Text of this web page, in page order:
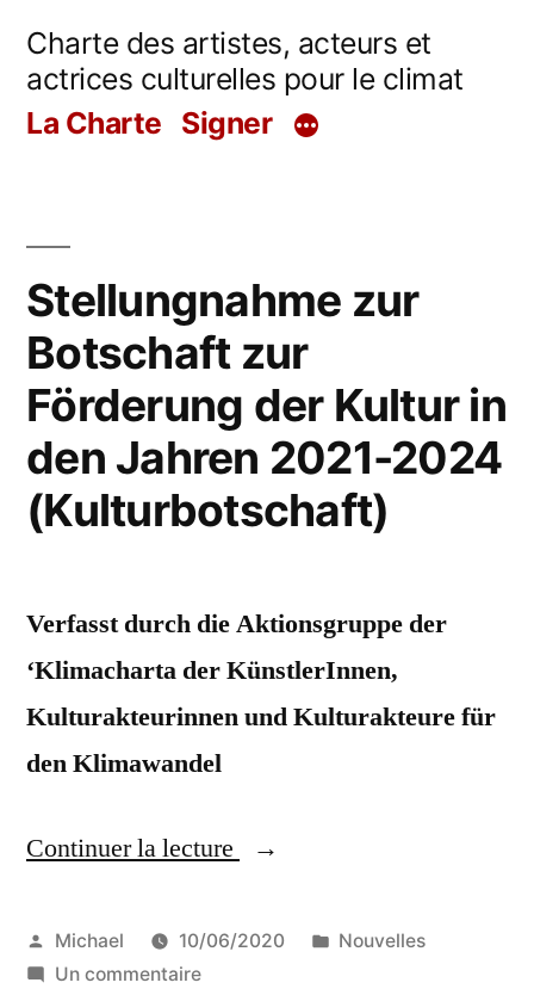
contenu
Charte des artistes, acteurs et
actrices culturelles pour le climat
La Charte Signer
Stellungnahme zur
Botschaft zur
Förderung der Kultur in
den Jahren 2021-2024
(Kulturbotschaft)
Verfasst durch die Aktionsgruppe der
‘Klimacharta der KünstlerInnen,
Kulturakteurinnen und Kulturakteure für
den Klimawandel
Continuer la lecture
« Stellungnahme
Botschaft
Publié
par
Michael 10/06/2020
Publié
Nouvelles
Un commentairesur